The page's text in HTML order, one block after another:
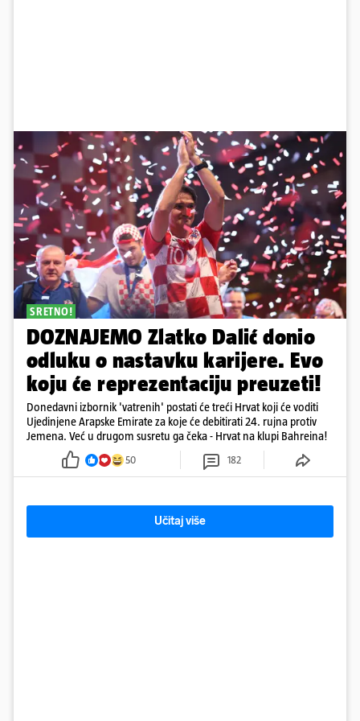
SRETNO!
DOZNAJEMO Zlatko Dalić donio
odluku o nastavku karijere. Evo
koju će reprezentaciju preuzeti!
Donedavni izbornik 'vatrenih' postati će treći Hrvat koji će voditi
Ujedinjene Arapske Emirate za koje će debitirati 24. rujna protiv
Jemena. Već u drugom susretu ga čeka - Hrvat na klupi Bahreina!
50 182
Učitaj više